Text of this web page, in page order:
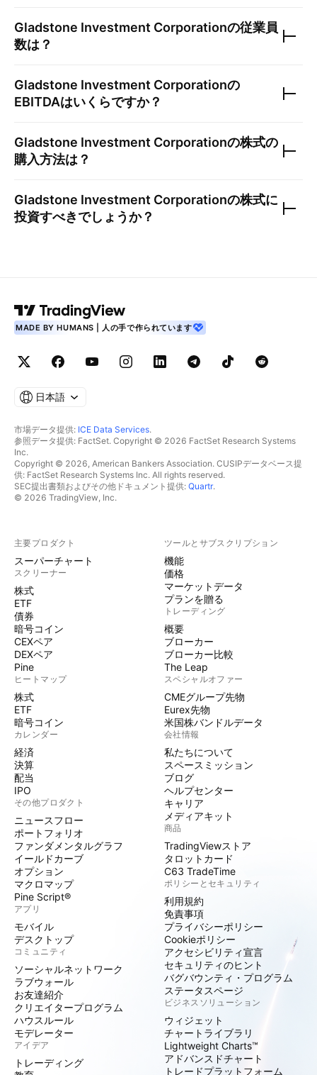
Gladstone Investment Corporationの従業員
数は？
Gladstone Investment Corporationの
EBITDAはいくらですか？
Gladstone Investment Corporationの株式の
購入方法は？
Gladstone Investment Corporationの株式に
投資すべきでしょうか？
MADE BY HUMANS | 人の手で作られています
日本語
市場データ提供: ICE Data Services.
参照データ提供: FactSet. Copyright © 2026 FactSet Research Systems
Inc.
Copyright © 2026, American Bankers Association. CUSIPデータベース提
供: FactSet Research Systems Inc. All rights reserved.
SEC提出書類およびその他ドキュメント提供: Quartr.
© 2026 TradingView, Inc.
主要プロダクト
スーパーチャート
スクリーナー
株式
ETF
債券
暗号コイン
CEXペア
DEXペア
Pine
ヒートマップ
株式
ETF
暗号コイン
カレンダー
経済
決算
配当
IPO
その他プロダクト
ニュースフロー
ポートフォリオ
ファンダメンタルグラフ
イールドカーブ
オプション
マクロマップ
Pine Script®
アプリ
モバイル
デスクトップ
コミュニティ
ソーシャルネットワーク
ラブウォール
お友達紹介
クリエイタープログラム
ハウスルール
モデレーター
アイデア
トレーディング
ツールとサブスクリプション
機能
価格
マーケットデータ
プランを贈る
トレーディング
概要
ブローカー
ブローカー比較
The Leap
スペシャルオファー
CMEグループ先物
Eurex先物
米国株バンドルデータ
会社情報
私たちについて
スペースミッション
ブログ
ヘルプセンター
キャリア
メディアキット
商品
TradingViewストア
タロットカード
C63 TradeTime
ポリシーとセキュリティ
利用規約
免責事項
プライバシーポリシー
Cookieポリシー
アクセシビリティ宣言
セキュリティのヒント
バグバウンティ・プログラム
ステータスページ
ビジネスソリューション
ウィジェット
チャートライブラリ
Lightweight Charts™
アドバンスドチャート
トレードプラットフォーム